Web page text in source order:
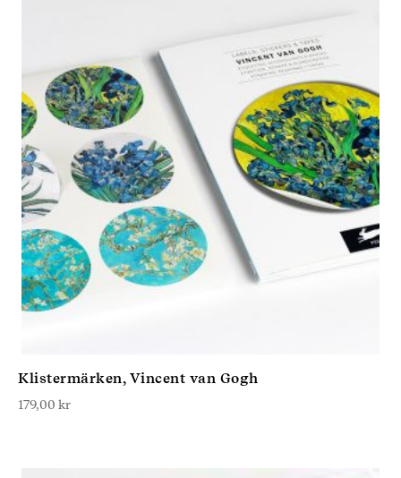
Klistermärken, Vincent van Gogh
179,00 kr